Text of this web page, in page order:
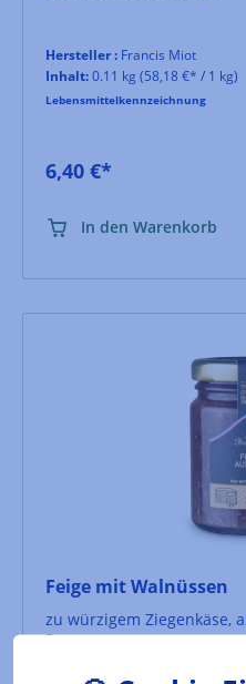
Hersteller : Francis Miot
Inhalt:0.11 kg (58,18 €* / 1 kg)
Lebensmittelkennzeichnung
6,40 €*
In den Warenkorb
Feige mit Walnüssen
zu würzigem Ziegenkäse,
Parmesan